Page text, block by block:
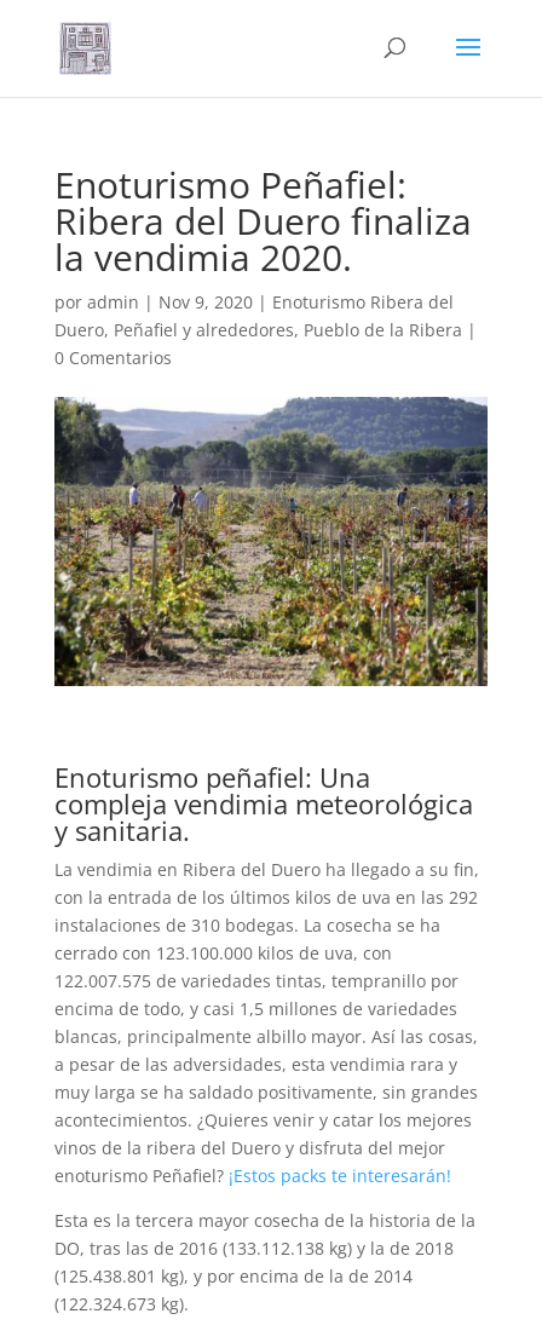
Enoturismo Peñafiel:
Ribera del Duero finaliza
la vendimia 2020.
por admin | Nov 9, 2020| Enoturismo Ribera del
Duero, Peñafiel y alrededores, Pueblo de la Ribera |
0 Comentarios
Enoturismo peñafiel: Una
compleja vendimia meteorológica
y sanitaria.
La vendimia en Ribera del Duero ha llegado a su fin,
con la entrada de los últimos kilos de uva en las 292
instalaciones de 310 bodegas. La cosecha se ha
cerrado con 123.100.000 kilos de uva, con
122.007.575 de variedades tintas, tempranillo por
encima de todo, y casi 1,5 millones de variedades
blancas, principalmente albillo mayor. Así las cosas,
a pesar de las adversidades, esta vendimia rara y
muy larga se ha saldado positivamente, sin grandes
acontecimientos. ¿Quieres venir y catar los mejores
vinos de la ribera del Duero y disfruta del mejor
enoturismo Peñafiel? ¡Estos packs te interesarán!
Esta es la tercera mayor cosecha de la historia de la
DO, tras las de 2016 (133.112.138 kg) y la de 2018
(125.438.801 kg), y por encima de la de 2014
(122.324.673 kg).